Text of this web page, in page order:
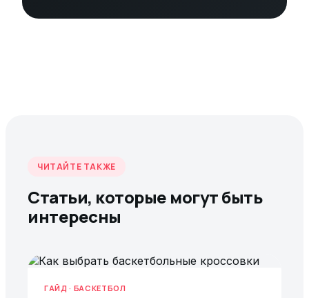
ЧИТАЙТЕ ТАКЖЕ
Статьи, которые могут быть
интересны
ГАЙД · БАСКЕТБОЛ